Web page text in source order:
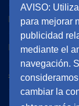
AVISO:
para mejorar
publicidad
mediante el
navegación.
cambiar la
Impresa di pulizie
Impresa di pulizie